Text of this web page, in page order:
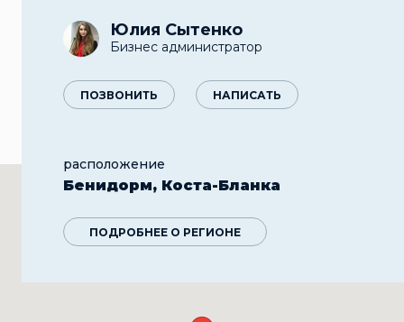
Юлия Сытенко
Бизнес администратор
ПОЗВОНИТЬ НАПИСАТЬ
расположение
Бенидорм, Коста-Бланка
ПОДРОБНЕЕ О РЕГИОНЕ